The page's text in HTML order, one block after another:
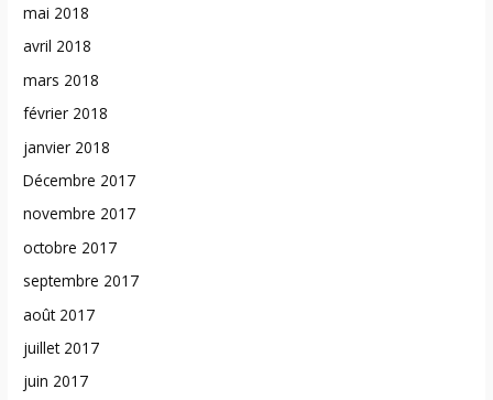
mai 2018
avril 2018
mars 2018
février 2018
janvier 2018
Décembre 2017
novembre 2017
octobre 2017
septembre 2017
août 2017
juillet 2017
juin 2017